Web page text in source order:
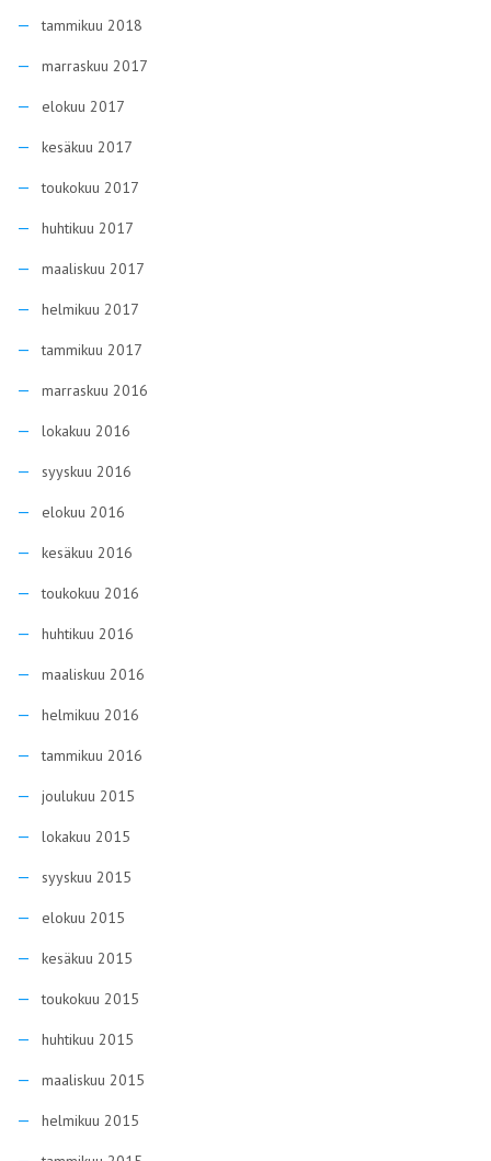
tammikuu 2018
marraskuu 2017
elokuu 2017
kesäkuu 2017
toukokuu 2017
huhtikuu 2017
maaliskuu 2017
helmikuu 2017
tammikuu 2017
marraskuu 2016
lokakuu 2016
syyskuu 2016
elokuu 2016
kesäkuu 2016
toukokuu 2016
huhtikuu 2016
maaliskuu 2016
helmikuu 2016
tammikuu 2016
joulukuu 2015
lokakuu 2015
syyskuu 2015
elokuu 2015
kesäkuu 2015
toukokuu 2015
huhtikuu 2015
maaliskuu 2015
helmikuu 2015